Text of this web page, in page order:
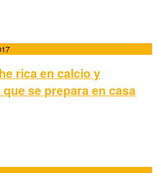
rica en calcio y
se prepara en casa